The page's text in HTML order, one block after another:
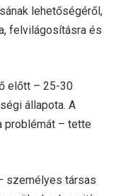
lehetőségéről,
felvilágosításra és
előtt – 25-30
állapota. A
problémát – tette
személyes társas